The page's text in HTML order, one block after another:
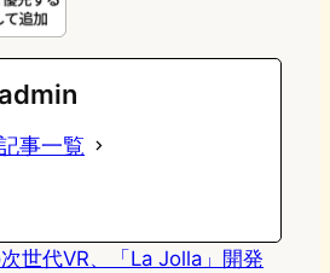
s
t
o
d
n
u
e
s
k
e
k
e
admin
事一覧
世代VR、「La Jolla」開発